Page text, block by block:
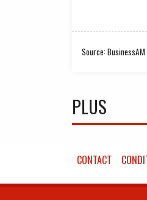
Source: BusinessAM
PLUS
CONTACT